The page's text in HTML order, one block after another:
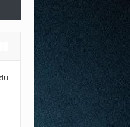
spotter à Luxeuil